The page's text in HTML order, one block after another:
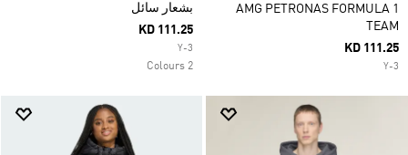
AMG PETRONAS FORMULA 1
TEAM
KD 111.25
Y-3
بشعار سائل
KD 111.25
Y-3
2 Colours